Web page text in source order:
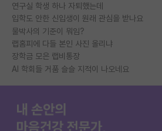
연구실 학생 하나 자퇴했는데
입학도 안한 신입생이 원래 관심을 받나요
물박사의 기준이 뭐임?
랩홈피에 다들 본인 사진 올리냐
장학금 모은 랩비통장
AI 학회들 거품 슬슬 지적이 나오네요